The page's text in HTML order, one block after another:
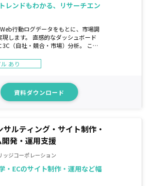
レンドもわかる、リサーチエン
行動ログデータをもとに、市場調
します。 直感的なダッシュボード
（自社・競合・市場）分析。 これ
あり
資料ダウンロード
ルティング・サイト制作・
発・運用支援
ッジコーポレーション
・ECのサイト制作・運用など幅